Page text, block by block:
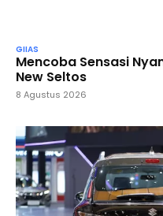
GIIAS
Mencoba Sensasi
New Seltos
8 Agustus 2026